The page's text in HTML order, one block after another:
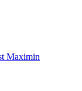
Maximin